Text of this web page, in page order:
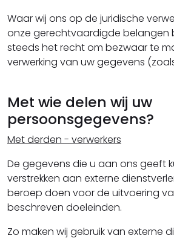
Waar wij ons op de juridische
onze gerechtvaardigde belangen
steeds het recht om bezwaar te
verwerking van uw gegevens
Met wie delen wij uw
persoonsgegevens?
Met derden - verwerkers
De gegevens die u aan ons geeft
verstrekken aan externe
beroep doen voor de uitvoering
beschreven doeleinden.
Zo maken wij gebruik van externe